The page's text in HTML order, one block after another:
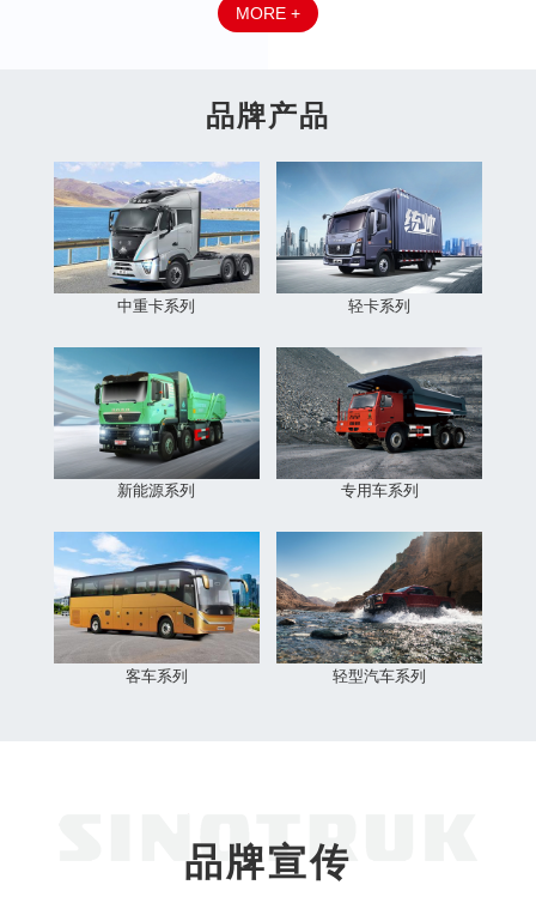
MORE +
品牌产品
中重卡系列 轻卡系列
新能源系列 专用车系列
客车系列 轻型汽车系列
品牌宣传